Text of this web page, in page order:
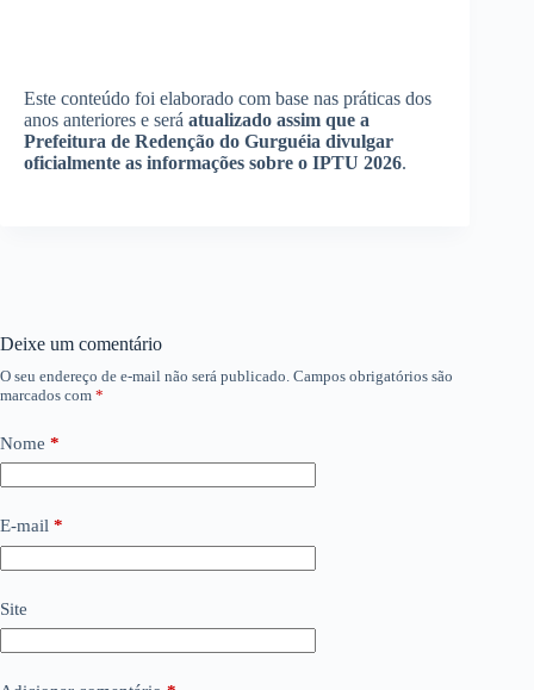
Este conteúdo foi elaborado com base nas práticas dos
anos anteriores e será atualizado assim que a
Prefeitura de Redenção do Gurguéia divulgar
oficialmente as informações sobre o IPTU 2026.
Deixe um comentário
O seu endereço de e-mail não será publicado. Campos obrigatórios são
marcados com *
Nome *
E-mail *
Site